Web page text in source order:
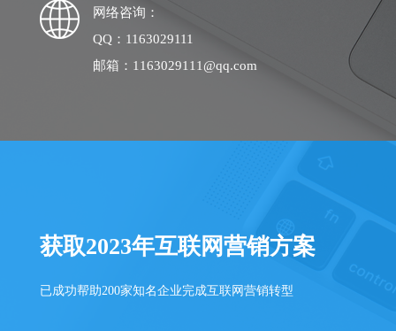
网络咨询：
QQ：1163029111
邮箱：1163029111@qq.com
获取2023年互联网营销方案
已成功帮助200家知名企业完成互联网营销转型